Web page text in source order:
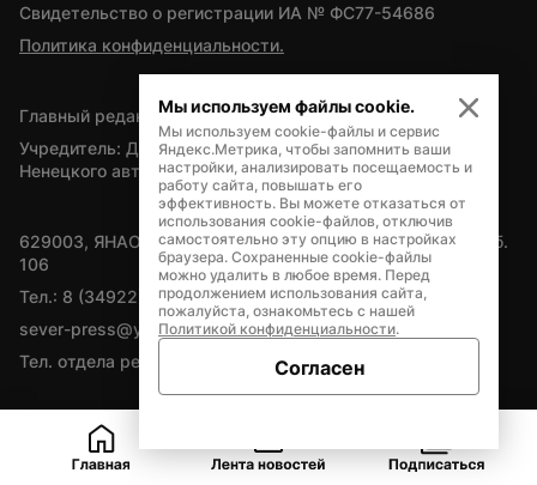
Свидетельство о регистрации ИА № ФС77-54686
Политика конфиденциальности.
Главный редактор — А.Л. Поздеев
Учредитель: Департамент внутренней политики Ямало-
Ненецкого автономного округа
629003, ЯНАО, Салехард, мкр. Богдана Кнунянца, д.1, каб.
106
Тел.: 8 (34922) 71262
sever-press@yamal-media.ru
Тел. отдела рекламы: 8 (34922) 42728
Мы используем файлы cookie.
Мы используем cookie-файлы и сервис
Яндекс.Метрика, чтобы запомнить ваши
настройки, анализировать посещаемость и
работу сайта, повышать его
эффективность. Вы можете отказаться от
использования cookie-файлов, отключив
самостоятельно эту опцию в настройках
браузера. Сохраненные cookie-файлы
можно удалить в любое время. Перед
продолжением использования сайта,
пожалуйста, ознакомьтесь с нашей
Политикой конфиденциальности.
Согласен